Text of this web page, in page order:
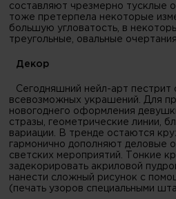
составляют чрезмерно тусклые
тоже претерпела некоторые
большую угловатость, в
треугольные, овальные
Декор
Сегодняшний нейл-арт пестрит
всевозможных украшений. Для
новогоднего оформления
стразы, геометрические линии,
вариации. В тренде остаются
гармонично дополняют деловые
светских мероприятий. Тонкие
задекорировать акриловой
нанести сложный рисунок с
(печать узоров специальными